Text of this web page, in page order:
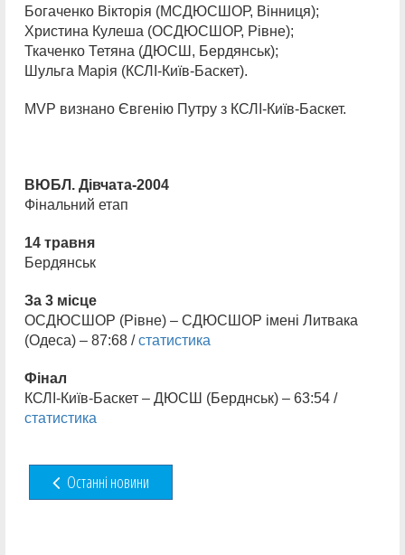
Богаченко Вікторія (МСДЮСШОР, Вінниця);
Христина Кулеша (ОСДЮСШОР, Рівне);
Ткаченко Тетяна (ДЮСШ, Бердянськ);
Шульга Марія (КСЛІ-Київ-Баскет).
MVP визнано Євгенію Путру з КСЛІ-Київ-Баскет.
ВЮБЛ. Дівчата-2004
Фінальний етап
14 травня
Бердянськ
За 3 місце
ОСДЮСШОР (Рівне) – СДЮСШОР імені Литвака
(Одеса) – 87:68 /статистика
Фінал
КСЛІ-Київ-Баскет – ДЮСШ (Берднськ) – 63:54 /
статистика
Останні новини